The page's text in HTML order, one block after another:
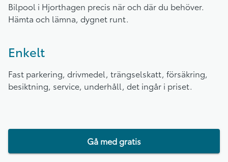
Bilpool i Hjorthagen precis när och där du behöver.
Hämta och lämna, dygnet runt.
Enkelt
Fast parkering, drivmedel, trängselskatt, försäkring,
besiktning, service, underhåll, det ingår i priset.
Gå med gratis